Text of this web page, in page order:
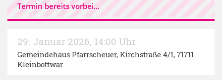
Termin bereits vorbei...
29. Januar 2026, 14:00 Uhr
Gemeindehaus Pfarrscheuer, Kirchstraße 4/1, 71711
Kleinbottwar